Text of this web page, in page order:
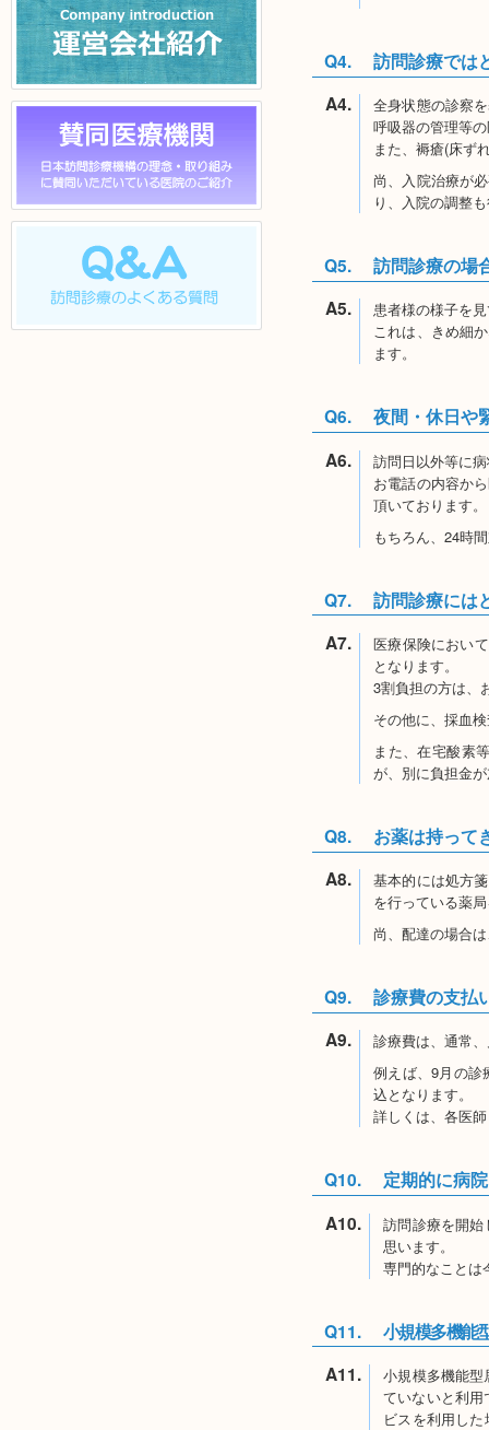
運営会社紹介
賛同医院一覧
Q4.
訪問診療では
A4.
全身状態の診察
呼吸器の管理等
また、褥瘡(床ず
尚、入院治療が
り、入院の調整
Q5.
訪問診療の場
A5.
患者様の様子を
これは、きめ細
ます。
Q6.
夜間・休日や
A6.
訪問日以外等に
お電話の内容か
頂いております。
もちろん、24時
Q7.
訪問診療には
A7.
医療保険におい
となります。
3割負担の方は、
その他に、採血
また、在宅酸素
が、別に負担金
Q8.
お薬は持って
A8.
基本的には処方
を行っている薬
尚、配達の場合
Q9.
診療費の支払
A9.
診療費は、通常
例えば、9月の診
込となります。
詳しくは、各医
Q10.
定期的に病
A10.
訪問診療を開
思います。
専門的なことは
Q11.
小規模多機能
A11.
小規模多機能
ていないと利
ビスを利用し